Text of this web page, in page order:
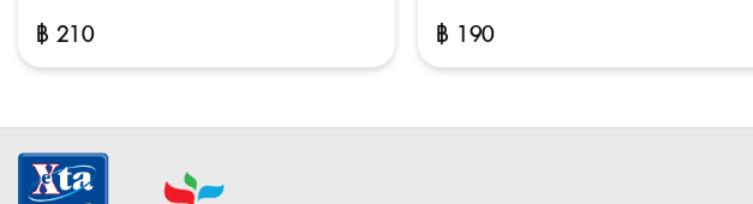
฿ 210 ฿ 190